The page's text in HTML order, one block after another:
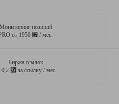
Мониторинг позиций
от 1950 ⃏ / мес.
Биржа ссылок
0,2 ⃏ за ссылку / мес.